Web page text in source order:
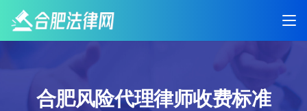
合肥风险代理律师收费标准